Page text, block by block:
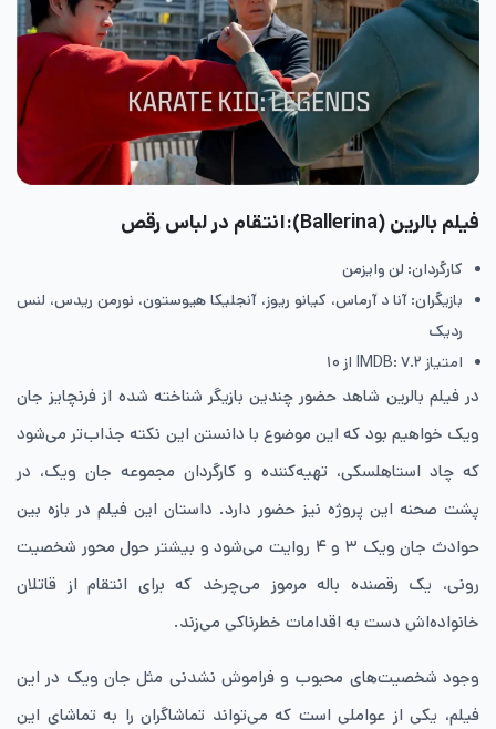
فیلم بالرین (Ballerina):انتقام در لباس رقص
کارگردان: لن وایزمن
بازیگران: آنا د آرماس، کیانو ریوز، آنجلیکا هیوستون، نورمن ریدس، لنس
ردیک
امتیاز IMDB: ۷.۲ از ۱۰
در فیلم بالرین شاهد حضور چندین بازیگر شناخته ‌شده از فرنچایز جان
ویک خواهیم بود که این موضوع با دانستن این نکته جذاب‌تر می‌شود
که چاد استاهلسکی، تهیه‌کننده و کارگردان مجموعه جان ویک، در
پشت صحنه این پروژه نیز حضور دارد. داستان این فیلم در بازه‌ بین
حوادث جان ویک ۳ و ۴ روایت می‌شود و بیشتر حول محور شخصیت
رونی، یک رقصنده باله مرموز می‌چرخد که برای انتقام از قاتلان
خانواده‌اش دست به اقدامات خطرناکی می‌زند.
وجود شخصیت‌های محبوب و فراموش نشدنی مثل جان ویک در این
فیلم، یکی از عواملی است که می‌تواند تماشاگران را به تماشای این